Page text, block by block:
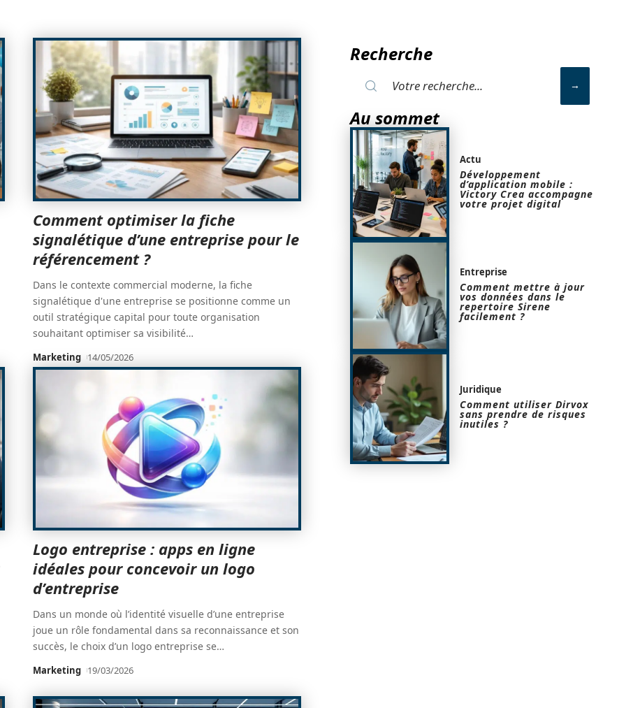
Comment optimiser la fiche
signalétique d’une entreprise pour le
référencement ?
Dans le contexte commercial moderne, la fiche
signalétique d'une entreprise se positionne comme un
outil stratégique capital pour toute organisation
souhaitant optimiser sa visibilité…
Marketing 14/05/2026
Logo entreprise : apps en ligne
idéales pour concevoir un logo
d’entreprise
Dans un monde où l’identité visuelle d’une entreprise
joue un rôle fondamental dans sa reconnaissance et son
succès, le choix d’un logo entreprise se…
Marketing 19/03/2026
Recherche
Au sommet
Actu
Développement
d’application mobile :
Victory Crea accompagne
votre projet digital
Entreprise
Comment mettre à jour
vos données dans le
repertoire Sirene
facilement ?
Juridique
Comment utiliser Dirvox
sans prendre de risques
inutiles ?